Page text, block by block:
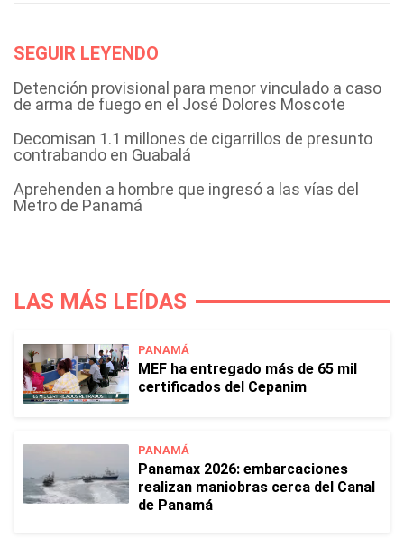
SEGUIR LEYENDO
Detención provisional para menor vinculado a caso
de arma de fuego en el José Dolores Moscote
Decomisan 1.1 millones de cigarrillos de presunto
contrabando en Guabalá
Aprehenden a hombre que ingresó a las vías del
Metro de Panamá
LAS MÁS LEÍDAS
PANAMÁ
MEF ha entregado más de 65 mil
certificados del Cepanim
PANAMÁ
Panamax 2026: embarcaciones
realizan maniobras cerca del Canal
de Panamá